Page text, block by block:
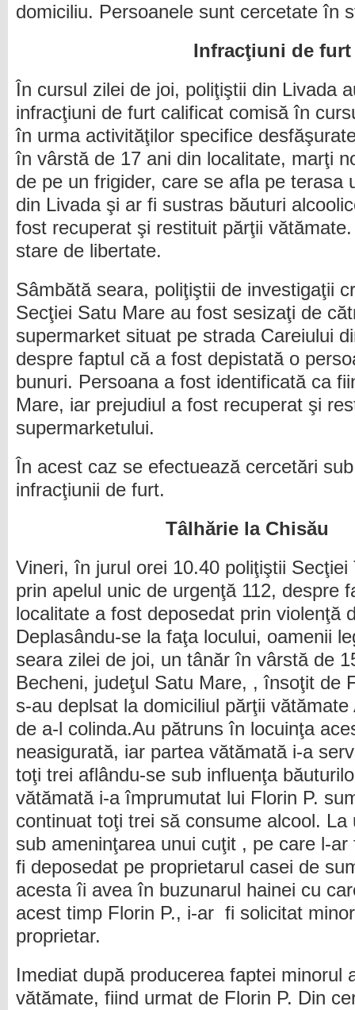
domiciliu. Persoanele sunt cercetate
Infracţiuni de furt
În cursul zilei de joi, poliţiştii din Livada
infracţiuni de furt calificat comisă în
în urma activităţilor specifice
în vârstă de 17 ani din localitate, marţi
de pe un frigider, care se afla pe terasa
din Livada şi ar fi sustras băuturi
fost recuperat şi restituit părţii
stare de libertate.
Sâmbătă seara, poliţiştii de investigaţii
Secţiei Satu Mare au fost sesizaţi de
supermarket situat pe strada Careiului
despre faptul că a fost depistată o
bunuri. Persoana a fost identificată ca
Mare, iar prejudiul a fost recuperat şi
supermarketului.
În acest caz se efectuează cercetări
infracţiunii de furt.
Tâlhărie la Chisău
Vineri, în jurul orei 10.40 poliţiştii
prin apelul unic de urgenţă 112, despre
localitate a fost deposedat prin violenţă
Deplasându-se la faţa locului, oamenii
seara zilei de joi, un tânăr în vârstă de
Becheni, judeţul Satu Mare, , însoţit de
s-au deplsat la domiciliul părţii
de a-l colinda.Au pătruns în locuinţa
neasigurată, iar partea vătămată i-a
toţi trei aflându-se sub influenţa
vătămată i-a împrumutat lui Florin P.
continuat toţi trei să consume alcool.
sub ameninţarea unui cuţit , pe care l-
fi deposedat pe proprietarul casei de
acesta îi avea în buzunarul hainei cu
acest timp Florin P., i-ar fi solicitat
proprietar.
Imediat după producerea faptei minorul
vătămate, fiind urmat de Florin P. Din